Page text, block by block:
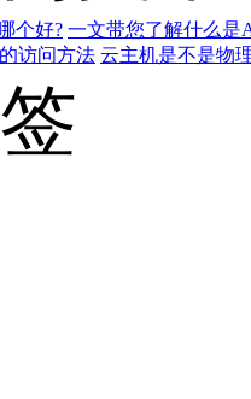
个好? 一文带您了解什么是
访问方法 云主机是不是物